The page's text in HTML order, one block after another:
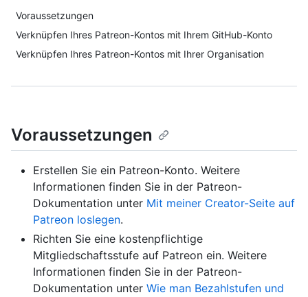
Voraussetzungen
Verknüpfen Ihres Patreon-Kontos mit Ihrem GitHub-Konto
Verknüpfen Ihres Patreon-Kontos mit Ihrer Organisation
Voraussetzungen
Erstellen Sie ein Patreon-Konto. Weitere
Informationen finden Sie in der Patreon-
Dokumentation unter Mit meiner Creator-Seite auf
Patreon loslegen.
Richten Sie eine kostenpflichtige
Mitgliedschaftsstufe auf Patreon ein. Weitere
Informationen finden Sie in der Patreon-
Dokumentation unter Wie man Bezahlstufen und